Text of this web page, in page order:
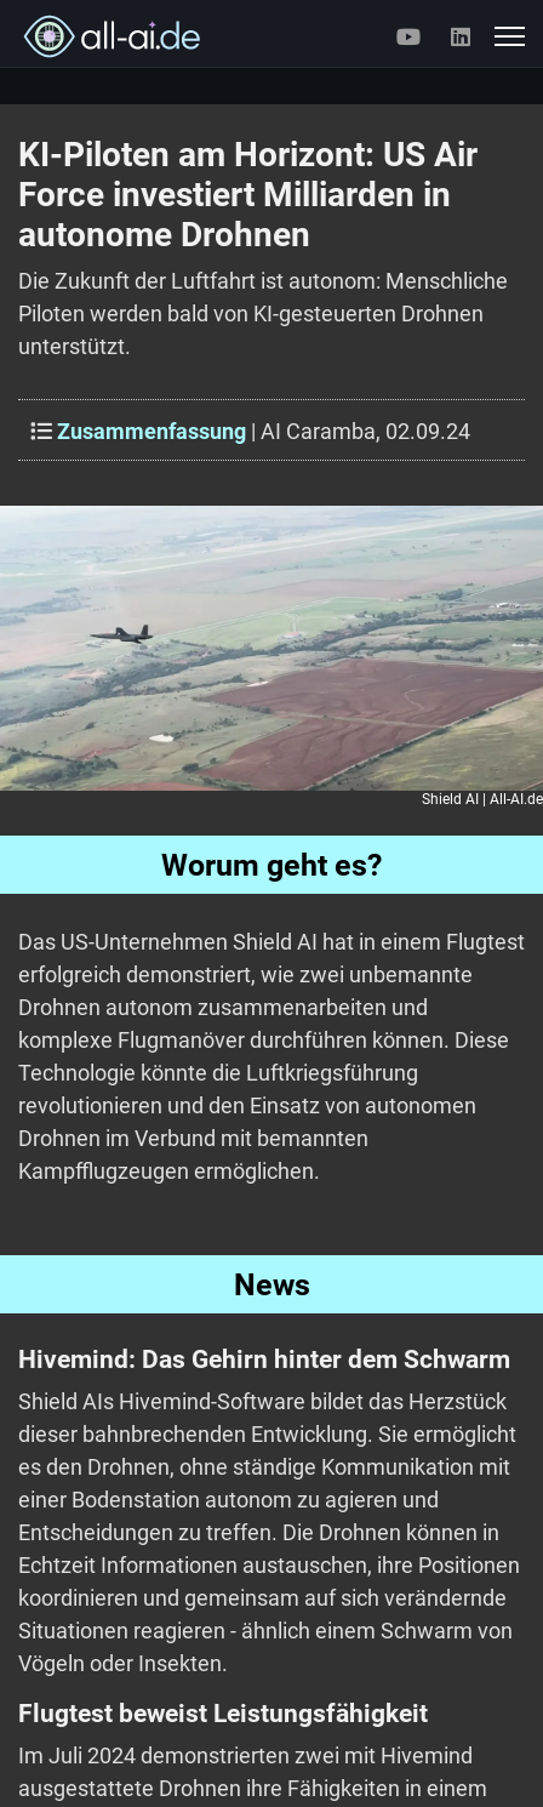
KI-Piloten am Horizont: US Air
Force investiert Milliarden in
autonome Drohnen
Die Zukunft der Luftfahrt ist autonom: Menschliche
Piloten werden bald von KI-gesteuerten Drohnen
unterstützt.
Zusammenfassung | AI Caramba, 02.09.24
Shield AI | All-AI.de
Worum geht es?
Das US-Unternehmen Shield AI hat in einem Flugtest
erfolgreich demonstriert, wie zwei unbemannte
Drohnen autonom zusammenarbeiten und
komplexe Flugmanöver durchführen können. Diese
Technologie könnte die Luftkriegsführung
revolutionieren und den Einsatz von autonomen
Drohnen im Verbund mit bemannten
Kampfflugzeugen ermöglichen.
News
Hivemind: Das Gehirn hinter dem Schwarm
Shield AIs Hivemind-Software bildet das Herzstück
dieser bahnbrechenden Entwicklung. Sie ermöglicht
es den Drohnen, ohne ständige Kommunikation mit
einer Bodenstation autonom zu agieren und
Entscheidungen zu treffen. Die Drohnen können in
Echtzeit Informationen austauschen, ihre Positionen
koordinieren und gemeinsam auf sich verändernde
Situationen reagieren - ähnlich einem Schwarm von
Vögeln oder Insekten.
Flugtest beweist Leistungsfähigkeit
Im Juli 2024 demonstrierten zwei mit Hivemind
ausgestattete Drohnen ihre Fähigkeiten in einem